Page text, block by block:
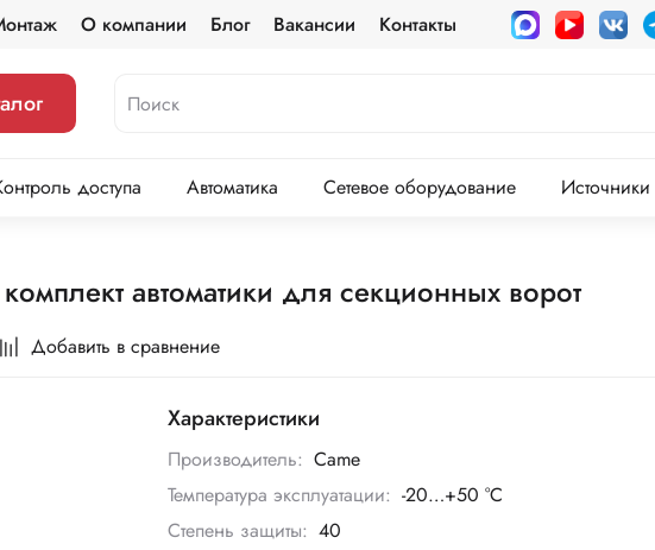
О компании Блог Вакансии Контакты
доступа Автоматика Сетевое оборудование Источники
автоматики для секционных ворот
Добавить в сравнение
Характеристики
Производитель: Came
Температура эксплуатации: -20…+50 °C
Степень защиты: 40